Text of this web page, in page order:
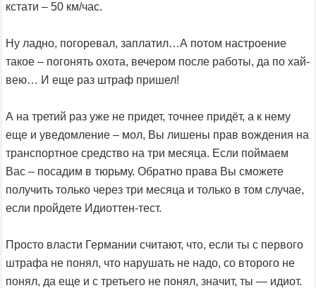
кстати – 50 км/час.
Ну ладно, погоревал, заплатил…А потом настроение
такое – погонять охота, вечером после работы, да по хай-
вею… И еще раз штраф пришел!
А на третий раз уже не придет, точнее придёт, а к нему
еще и уведомление – мол, Вы лишены прав вождения на
транспортное средство на три месяца. Если поймаем
Вас – посадим в тюрьму. Обратно права Вы сможете
получить только через три месяца и только в том случае,
если пройдете Идиоттен-тест.
Просто власти Германии считают, что, если ты с первого
штрафа не понял, что нарушать не надо, со второго не
понял, да еще и с третьего не понял, значит, ты — идиот.